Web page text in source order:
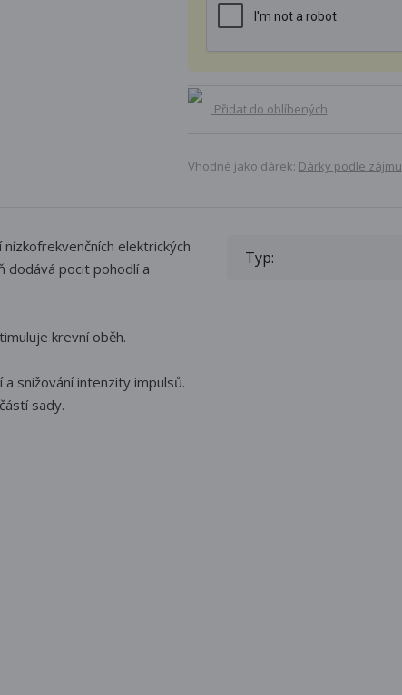
Přidat do oblíbených
Vhodné jako dárek: Dárky podle zájmu
elektrických
dodává pocit pohodlí a
krevní oběh.
snižování intenzity impulsů.
sady.
Typ: